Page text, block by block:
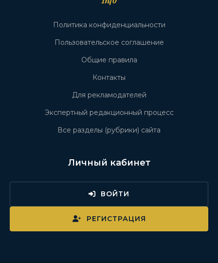
Политика конфиденциальности
Пользовательское соглашение
Общие правила
Контакты
Для рекламодателей
Экспертный редакционный процесс
Все разделы (рубрики) сайта
Личный кабинет
ВОЙТИ
РЕГИСТРАЦИЯ